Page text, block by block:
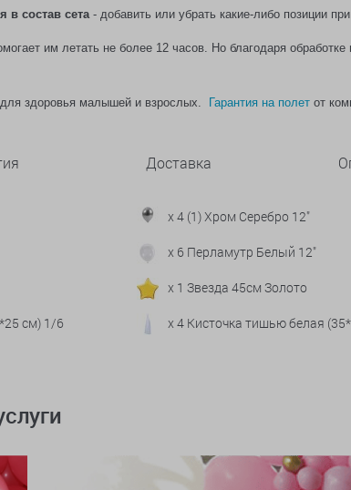
в состав сета- добавить или убрать какие-либо позиции
им летать не более 12 часов. Но благодаря
здоровья малышей и взрослых. Гарантия на полет от
Доставка
x 4 (1) Хром Серебро 12"
x 6 Перламутр Белый 12"
x 1 Звезда 45см Золото
см) 1/6 x 4 Кисточка тишью белая